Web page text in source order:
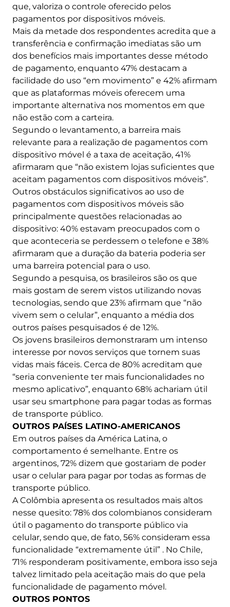
que, valoriza o controle oferecido pelos
pagamentos por dispositivos móveis.
Mais da metade dos respondentes acredita que a
transferência e confirmação imediatas são um
dos benefícios mais importantes desse método
de pagamento, enquanto 47% destacam a
facilidade do uso “em movimento” e 42% afirmam
que as plataformas móveis oferecem uma
importante alternativa nos momentos em que
não estão com a carteira.
Segundo o levantamento, a barreira mais
relevante para a realização de pagamentos com
dispositivo móvel é a taxa de aceitação, 41%
afirmaram que “não existem lojas suficientes que
aceitam pagamentos com dispositivos móveis”.
Outros obstáculos significativos ao uso de
pagamentos com dispositivos móveis são
principalmente questões relacionadas ao
dispositivo: 40% estavam preocupados com o
que aconteceria se perdessem o telefone e 38%
afirmaram que a duração da bateria poderia ser
uma barreira potencial para o uso.
Segundo a pesquisa, os brasileiros são os que
mais gostam de serem vistos utilizando novas
tecnologias, sendo que 23% afirmam que “não
vivem sem o celular”, enquanto a média dos
outros países pesquisados é de 12%.
Os jovens brasileiros demonstraram um intenso
interesse por novos serviços que tornem suas
vidas mais fáceis. Cerca de 80% acreditam que
“seria conveniente ter mais funcionalidades no
mesmo aplicativo”, enquanto 68% achariam útil
usar seu smartphone para pagar todas as formas
de transporte público.
OUTROS PAÍSES LATINO-AMERICANOS
Em outros países da América Latina, o
comportamento é semelhante. Entre os
argentinos, 72% dizem que gostariam de poder
usar o celular para pagar por todas as formas de
transporte público.
A Colômbia apresenta os resultados mais altos
nesse quesito: 78% dos colombianos consideram
útil o pagamento do transporte público via
celular, sendo que, de fato, 56% consideram essa
funcionalidade “extremamente útil” . No Chile,
71% responderam positivamente, embora isso seja
talvez limitado pela aceitação mais do que pela
funcionalidade de pagamento móvel.
OUTROS PONTOS